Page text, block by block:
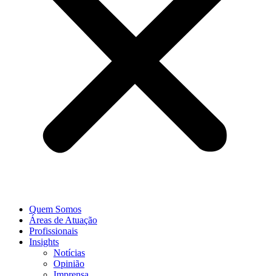
Quem Somos
Áreas de Atuação
Profissionais
Insights
Notícias
Opinião